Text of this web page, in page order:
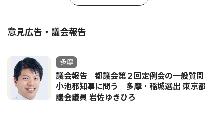
意見広告・議会報告
多摩
議会報告 都議会第２回定例会の一般質問
小池都知事に問う 多摩・稲城選出 東京都
議会議員 岩佐ゆきひろ